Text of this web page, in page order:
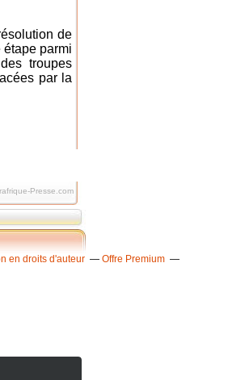
de
parmi
troupes
par la
Presse.com
en droits d'auteur
Offre Premium